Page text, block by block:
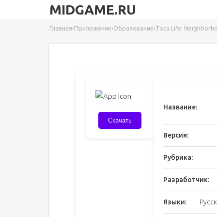
MIDGAME.RU
Главная›Приложение›Образование›Toca Life:
Скачать
Название:
Версия:
Рубрика:
Разработчик:
Языки: